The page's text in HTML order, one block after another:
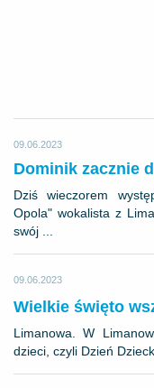
09.06.2023
Dominik zacznie
Dziś wieczorem
Opola" wokalista z
swój ...
09.06.2023
Wielkie święto
Limanowa. W
dzieci, czyli Dzień